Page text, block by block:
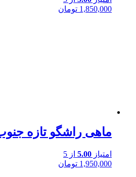
1,850,000 تومان
ماهی راشگو تازه
امتیاز 5.00 از 5
1,950,000 تومان